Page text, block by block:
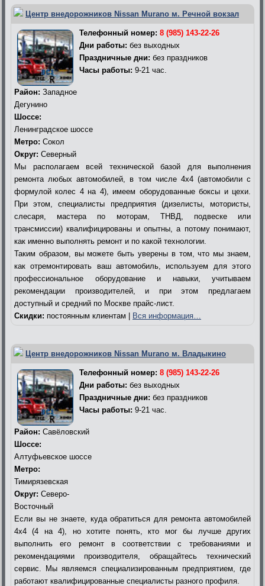
Центр внедорожников Nissan Murano м. Речной вокзал
Телефонный номер: 8 (985) 143-22-26
Дни работы: без выходных
Праздничные дни: без праздников
Часы работы: 9-21 час.
Район: Западное
Дегунино
Шоссе:
Ленинградское шоссе
Метро: Сокол
Округ: Северный
Мы располагаем всей технической базой для выполнения
ремонта любых автомобилей, в том числе 4х4 (автомобили с
формулой колес 4 на 4), имеем оборудованные боксы и цехи.
При этом, специалисты предприятия (дизелисты, мотористы,
слесаря, мастера по моторам, ТНВД, подвеске или
трансмиссии) квалифицированы и опытны, а потому понимают,
как именно выполнять ремонт и по какой технологии.
Таким образом, вы можете быть уверены в том, что мы знаем,
как отремонтировать ваш автомобиль, используем для этого
профессиональное оборудование и навыки, учитываем
рекомендации производителей, и при этом предлагаем
доступный и средний по Москве прайс-лист.
Скидки: постоянным клиентам | Вся информация…
Центр внедорожников Nissan Murano м. Владыкино
Телефонный номер: 8 (985) 143-22-26
Дни работы: без выходных
Праздничные дни: без праздников
Часы работы: 9-21 час.
Район: Савёловский
Шоссе:
Алтуфьевское шоссе
Метро:
Тимирязевская
Округ: Северо-
Восточный
Если вы не знаете, куда обратиться для ремонта автомобилей
4х4 (4 на 4), но хотите понять, кто мог бы лучше других
выполнить его ремонт в соответствии с требованиями и
рекомендациями производителя, обращайтесь технический
сервис. Мы являемся специализированным предприятием, где
работают квалифицированные специалисты разного профиля.